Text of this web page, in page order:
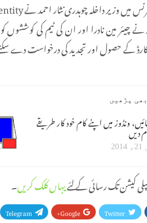
نے چیئر مین نادرا اور ان کی ٹیم کی
کارڈ کے حصول اور تجدید کی درخواست دے
پڑھیں
ونڈوز میں اپنے کام خود کار طریقےدیں
کیشن تک رسائی کے لئےیہاں کلک کریں۔
Twitter
Google+
Telegram